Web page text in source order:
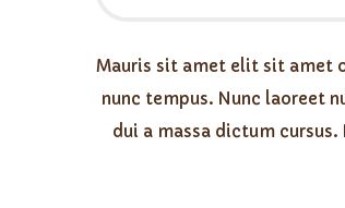
Mauris sit amet elit sit amet
nunc tempus. Nunc laoreet
dui a massa dictum